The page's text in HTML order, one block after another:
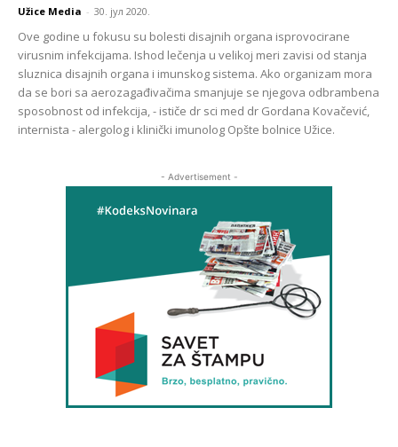
Užice Media - 30. јул 2020.
Ove godine u fokusu su bolesti disajnih organa isprovocirane
virusnim infekcijama. Ishod lečenja u velikoj meri zavisi od stanja
sluznica disajnih organa i imunskog sistema. Ako organizam mora
da se bori sa aerozagađivačima smanjuje se njegova odbrambena
sposobnost od infekcija, - ističe dr sci med dr Gordana Kovačević,
internista - alergolog i klinički imunolog Opšte bolnice Užice.
- Advertisement -